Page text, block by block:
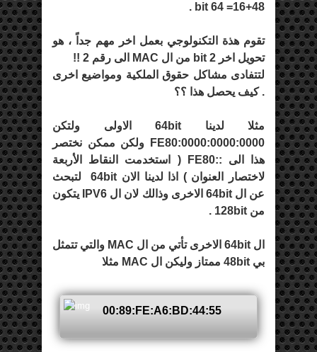
48+16= 64 bit .
تقوم هذة التكنولوجي بعمل اخر مهم جداً ، هو
تحويل اخر 2 bit من ال MAC الى رقم 2 !!
لتتفادى مشاكل حقوق الملكية ومواضيع اخرى
. كيف يحصل هذا ؟؟
مثلا لدينا 64bit الاولى ولتكن
FE80:0000:0000:0000 ولكن ممكن نختصر
هذا الى ::FE80 ( استخدمت النقاط الأربعة
لاختصار العنوان ) اذا لدينا الان 64bit لتبحث
عن ال 64bit الاخرى وذالك لان ال IPV6 يتكون
من 128bit .
ال 64bit الاخرى تأتي من ال MAC والتي تتمثل
بي 48bit ممتاز وليكن ال MAC مثلا
00:89:FE:A6:BD:44:55